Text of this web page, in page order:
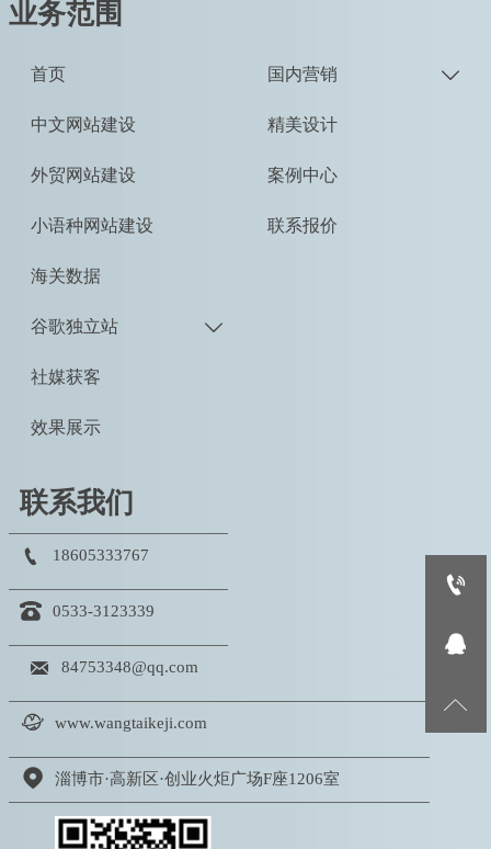
业务范围
首页
中文网站建设
外贸网站建设
小语种网站建设
海关数据
谷歌独立站 
社媒获客
效果展示
国内营销 
精美设计
案例中心
联系报价
联系我们
 18605333767
 0533-3123339
 84753348@qq.com
 www.wangtaikeji.com
 淄博市·高新区·创业火炬广场F座1206室


